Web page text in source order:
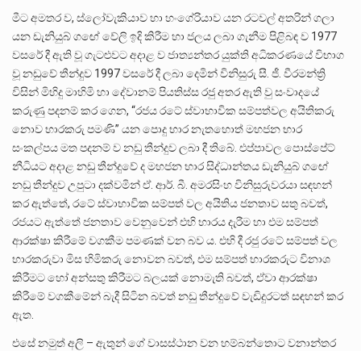
මීට අමතර ව, ස්ලෝවැකියාව හා හංගේරියාව යන රටවල් අතරින් ගලා
යන ඩැනියුබ් ගඟේ වේලි ඉදි කිරීම හා ජලය ලබා ගැනීම පිළිබඳ ව 1977
වසරේ දී ඇති වූ ගැටළුවට අදාළ ව ජාත්‍යන්තර යුක්ති අධිකරණයේ විභාග
වූ නඩුවේ තීන්දුව 1997 වසරේ දී ලබා දෙමින් විනිසුරු සී. ජී. වීරමන්ත්‍රි
විසින් මිහිදු මාහිමි හා දේවානම් පියතිස්ස රජු අතර ඇති වු සංවාදයේ
කරුණු පදනම් කර ගෙන, “රජය රටේ ස්වාභාවික සම්පත්වල අයිතිකරු
නොව භාරකරු පමණි” යන පොදු භාර නැතහොත් මහජන භාර
සංකල්පය මත පදනම් ව නඩු තීන්දුව ලබා දී තිබේ. එප්පාවල පොස්පේට්
නීධියට අදාළ නඩු තීන්දුවේ ද මහජන භාර සිද්ධාන්තය ඩැනියුබ් ගඟේ
නඩු තීන්දුව උපුටා දක්වමින් ඒ. ආර්. බී. අමරසිංහ විනිසුරුවරයා සඳහන්
කර ඇත්තේ, රටේ ස්වාභාවික සම්පත් වල අයිතිය ජනතාව සතු බවත්,
රජයට ඇත්තේ ජනතාව වෙනුවෙන් එහි භාරය දැරීම හා එම සම්පත්
ආරක්ෂා කිරීමේ වගකීම පමණක් වන බව ය. එහි දී රජු රටේ සම්පත් වල
භාරකරුවා මිස හිමිකරු නොවන බවත්, එම සම්පත් භාරකරුට විනාශ
කිරීමට හෝ අන්සතු කිරීමට බලයක් නොමැති බවත්, ඒවා ආරක්ෂා
කිරීමේ වගකීමේන් බැදී සිටින බවත් නඩු තීන්දුවේ වැඩිදුරටත් සඳහන් කර
ඇත.
එසේ නමුත් අලි – ඇතුන් ගේ වාසස්ථාන වන හම්බන්තොට වනාන්තර